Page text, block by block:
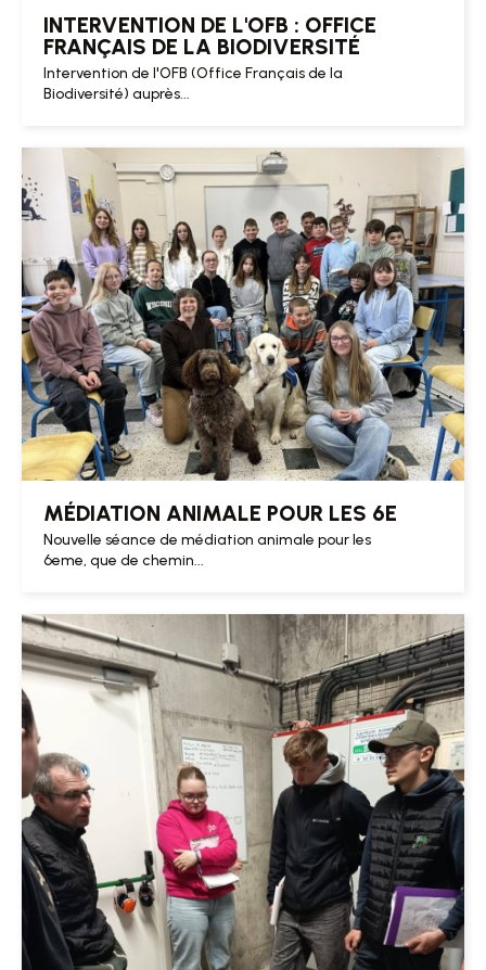
INTERVENTION DE L'OFB : OFFICE
FRANÇAIS DE LA BIODIVERSITÉ
Intervention de l'OFB (Office Français de la
Biodiversité) auprès...
MÉDIATION ANIMALE POUR LES 6E
Nouvelle séance de médiation animale pour les
6eme, que de chemin...